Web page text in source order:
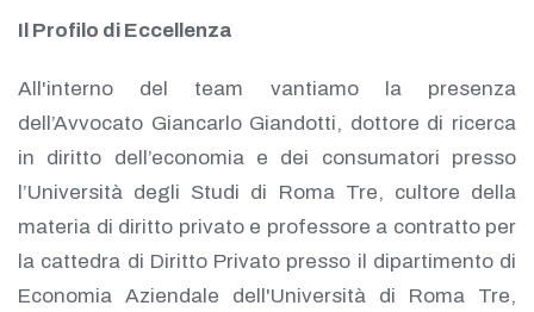
Il Profilo di Eccellenza
All'interno del team vantiamo la presenza
dell’Avvocato Giancarlo Giandotti, dottore di ricerca
in diritto dell’economia e dei consumatori presso
l’Università degli Studi di Roma Tre, cultore della
materia di diritto privato e professore a contratto per
la cattedra di Diritto Privato presso il dipartimento di
Economia Aziendale dell'Università di Roma Tre,